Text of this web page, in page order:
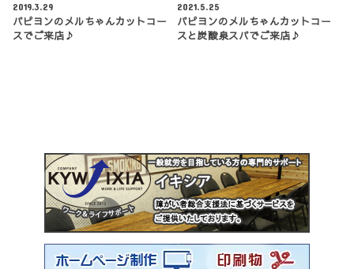
2019.3.29
パピヨンのメルちゃんカットコー
スでご来店♪
2021.5.25
パピヨンのメルちゃんカットコー
スと炭酸泉スパでご来店♪